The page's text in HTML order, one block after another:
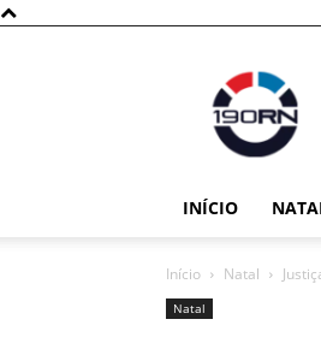
INÍCIO
Início Natal
Natal